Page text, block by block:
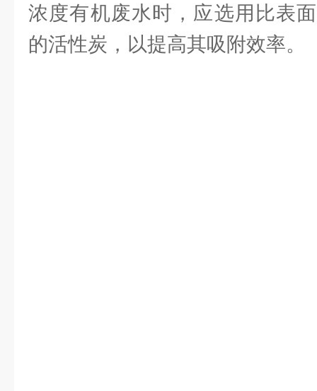
浓度有机废水时，应选用比表
的活性炭，以提高其吸附效率。